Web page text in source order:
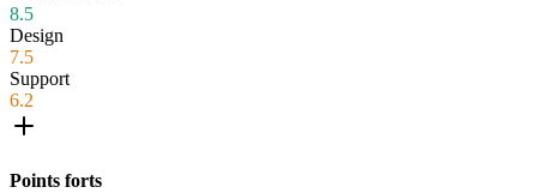
8.5
Design
7.5
Support
6.2
Points forts